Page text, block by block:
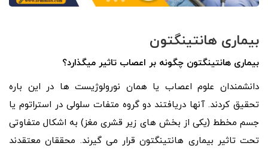
بیماری هانتینگتون
بیماری هانتینگتون چگونه بر اعصاب تاثیر میگذارد؟
دانشمندان علوم اعصاب یا همان نورولوژیست ها در این باره
تحقیق کردند. آنها دریافتند دو گروه متفات سلولی در استراتوم یا
جسم مخطط (یکی از بخش های زیر قشری مغز) به اشکال متفاوتی
تحت تاثیر بیماری هانتینگتون قرار می گیرند. محققان معتقدند